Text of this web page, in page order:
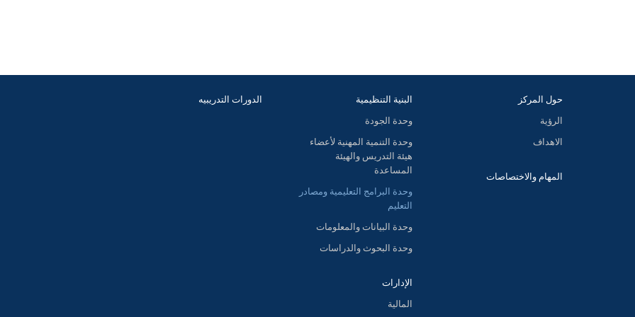
حول المركز
الرؤية
الاهداف
المهام والاختصاصات
البنية التنظيمية
وحدة الجودة
وحدة التنمية المهنية لأعضاء
هيئة التدريس والهيئة
المساعدة
وحدة البرامج التعليمية ومصادر
التعليم
وحدة البيانات والمعلومات
وحدة البحوث والدراسات
الإدارات
المالية
الدورات التدريبيه